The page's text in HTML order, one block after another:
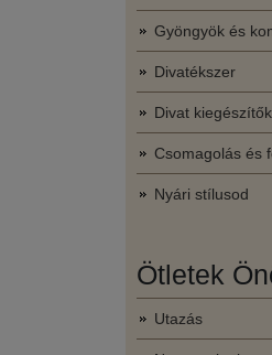
Gyöngyök és
Divatékszer
Divat kiegészítők
Csomagolás és
Nyári stílusod
Ötletek
Utazás